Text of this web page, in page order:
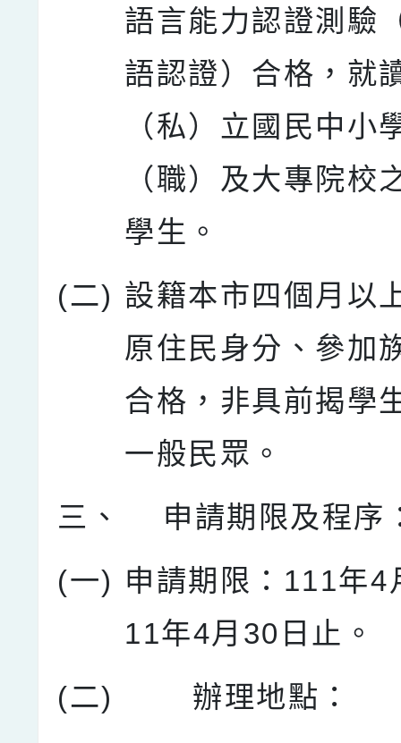
語言能力認證測驗
語認證）合格，就
（私）立國民中小
（職）及大專院校
學生。
(二) 設籍本市四個月以
原住民身分、參加
合格，非具前揭學
一般民眾。
三、
申請期限及程序
(一) 申請期限：111年4
11年4月30日止。
(二)
辦理地點：